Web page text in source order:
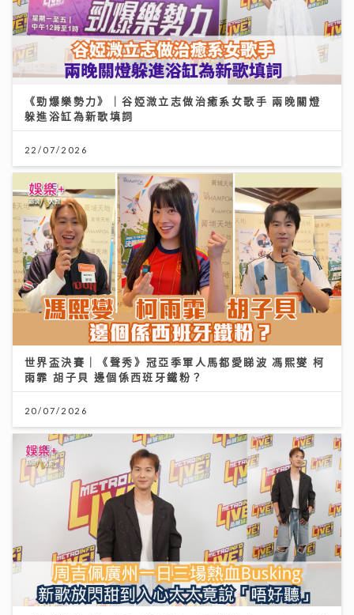
《勁爆樂勢力》｜谷婭溦立志做治癒系女歌手 兩晚關燈
躲進浴缸為新歌填詞
22/07/2026
世界盃決賽｜《聲秀》冠亞季軍人馬都愛睇波 馮熙燮 柯
雨霏 胡子貝 邊個係西班牙鐵粉？
20/07/2026